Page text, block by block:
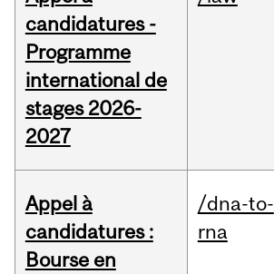
candidatures -
Programme
international de
stages 2026-
2027
Appel à
candidatures :
Bourse en
/dna-to-
rna